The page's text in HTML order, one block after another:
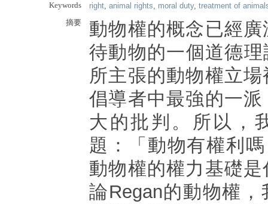
Keywords
right, animal rights, moral duty, treatment of
摘要
動物權的概念已經
待動物的一個道德理
所主張的動物權立
倡導者中最強的一
大的批判。所以，
題：「動物有權利
動物權的權力基礎
論Regan的動物權